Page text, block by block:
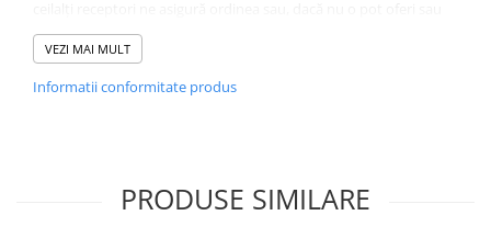
recepta, se închid imediat. Zgomotul ne asigură că suntem
scufundați în fluctuație, că suntem plini de ea. El ne alungă din
ordine.
VEZI MAI MULT
Informatii conformitate produs
PRODUSE SIMILARE